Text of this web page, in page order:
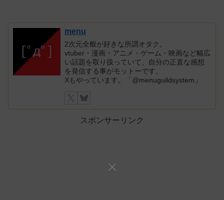
menu
2次元全般が好きな所謂オタク。
vtuber・漫画・アニメ・ゲーム・映画など幅広
い話題を取り扱っていて、自分の正直な感想
を発信する事がモットーです。
Xもやっています。「@menuguildsystem」
スポンサーリンク